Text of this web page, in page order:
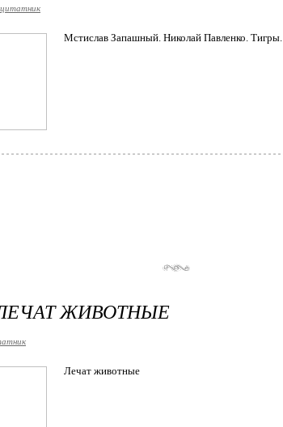
Мстислав Запашный. Николай Павленко. Тигры.
ЖИВОТНЫЕ
Лечат животные